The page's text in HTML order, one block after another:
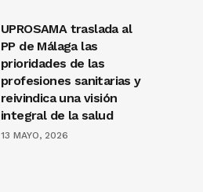
UPROSAMA traslada al
PP de Málaga las
prioridades de las
profesiones sanitarias y
reivindica una visión
integral de la salud
13 MAYO, 2026